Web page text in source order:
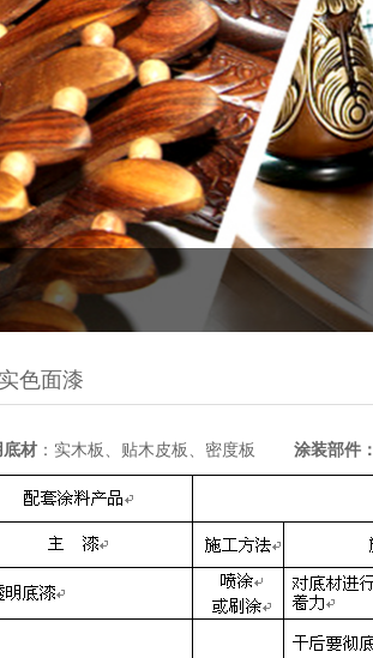
色面漆
底材 ：实木板、贴木皮板、密度板 涂装部件：